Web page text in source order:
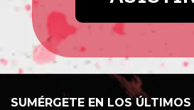
SUMÉRGETE EN LOS